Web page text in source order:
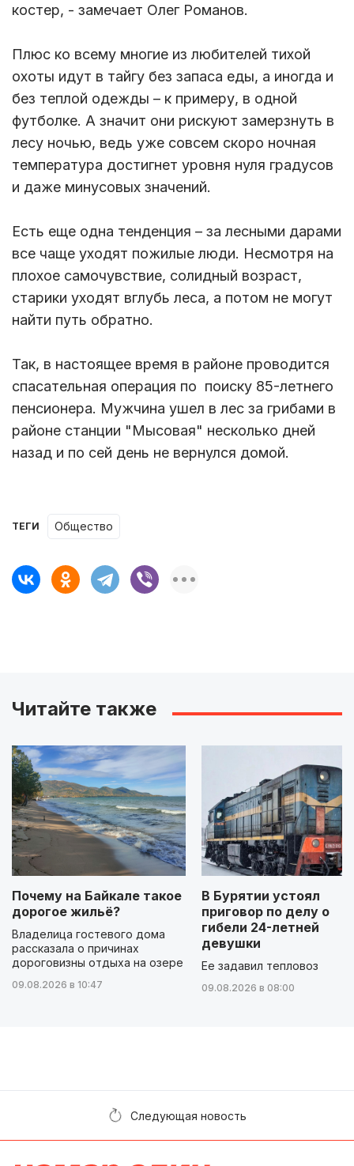
костер, - замечает Олег Романов.
Плюс ко всему многие из любителей тихой
охоты идут в тайгу без запаса еды, а иногда и
без теплой одежды – к примеру, в одной
футболке. А значит они рискуют замерзнуть в
лесу ночью, ведь уже совсем скоро ночная
температура достигнет уровня нуля градусов
и даже минусовых значений.
Есть еще одна тенденция – за лесными дарами
все чаще уходят пожилые люди. Несмотря на
плохое самочувствие, солидный возраст,
старики уходят вглубь леса, а потом не могут
найти путь обратно.
Так, в настоящее время в районе проводится
спасательная операция по поиску 85-летнего
пенсионера. Мужчина ушел в лес за грибами в
районе станции "Мысовая" несколько дней
назад и по сей день не вернулся домой.
ТЕГИ Общество
Читайте также
Почему на Байкале такое
дорогое жильё?
Владелица гостевого дома
рассказала о причинах
дороговизны отдыха на озере
09.08.2026 в 10:47
В Бурятии устоял
приговор по делу о
гибели 24-летней
девушки
Ее задавил тепловоз
09.08.2026 в 08:00
Следующая новость